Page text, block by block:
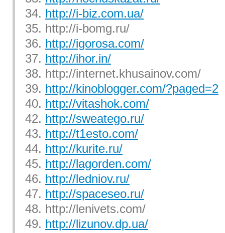
34. http://i-biz.com.ua/
35. http://i-bomg.ru/
36. http://igorosa.com/
37. http://ihor.in/
38. http://internet.khusainov.com/
39. http://kinoblogger.com/?paged=2
40. http://vitashok.com/
42. http://sweatego.ru/
43. http://t1esto.com/
44. http://kurite.ru/
45. http://lagorden.com/
46. http://ledniov.ru/
47. http://spaceseo.ru/
48. http://lenivets.com/
49. http://lizunov.dp.ua/